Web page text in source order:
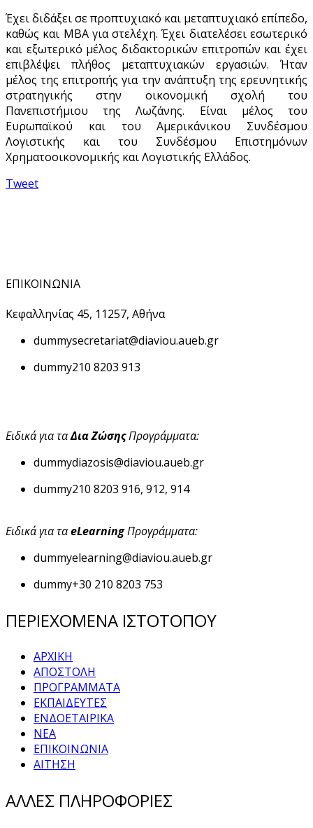
Έχει διδάξει σε προπτυχιακό και μεταπτυχιακό επίπεδο,
καθώς και MBA για στελέχη. Έχει διατελέσει εσωτερικό
και εξωτερικό μέλος διδακτορικών επιτροπών και έχει
επιβλέψει πλήθος μεταπτυχιακών εργασιών. Ήταν
μέλος της επιτροπής για την ανάπτυξη της ερευνητικής
στρατηγικής στην οικονομική σχολή του
Πανεπιστήμιου της Λωζάνης. Είναι μέλος του
Ευρωπαϊκού και του Αμερικάνικου Συνδέσμου
Λογιστικής και του Συνδέσμου Επιστημόνων
Χρηματοοικονομικής και Λογιστικής Ελλάδος.
Tweet
ΕΠΙΚΟΙΝΩΝΙΑ
Κεφαλληνίας 45, 11257, Αθήνα
dummysecretariat@diaviou.aueb.gr
dummy210 8203 913
Ειδικά για ταΔια ΖώσηςΠρογράμματα:
dummydiazosis@diaviou.aueb.gr
dummy210 8203 916, 912, 914
Ειδικά για ταeLearningΠρογράμματα:
dummyelearning@diaviou.aueb.gr
dummy+30 210 8203 753
ΠΕΡΙΕΧΟΜΕΝΑ ΙΣΤΟΤΟΠΟΥ
ΑΡΧΙΚΗ
ΑΠΟΣΤΟΛΗ
ΠΡΟΓΡΑΜΜΑΤΑ
ΕΚΠΑΙΔΕΥΤΕΣ
ΕΝΔΟΕΤΑΙΡΙΚΑ
ΝΕΑ
ΕΠΙΚΟΙΝΩΝΙΑ
ΑΙΤΗΣΗ
ΑΛΛΕΣ ΠΛΗΡΟΦΟΡΙΕΣ